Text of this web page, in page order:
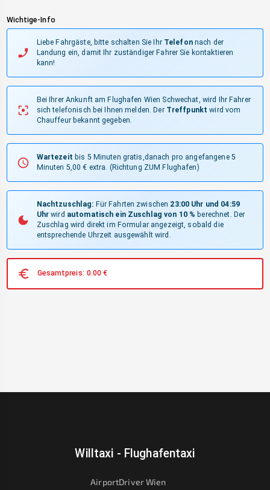
Wichtige-Info
Liebe Fahrgäste, bitte schalten Sie Ihr Telefonnach der
Landung ein, damit Ihr zuständiger Fahrer Sie kontaktieren
kann!
Bei Ihrer Ankunft am Flughafen Wien Schwechat, wird Ihr Fahrer
sich telefonisch bei Ihnen melden. Der Treffpunkt wird vom
Chauffeur bekannt gegeben.
Wartezeit bis 5 Minuten gratis,danach pro angefangene 5
Minuten 5,00 € extra. (Richtung ZUM Flughafen)
Nachtzuschlag: Für Fahrten zwischen 23:00 Uhr und 04:59
Uhr wird automatisch ein Zuschlag von 10 % berechnet. Der
Zuschlag wird direkt im Formular angezeigt, sobald die
entsprechende Uhrzeit ausgewählt wird.
Gesamtpreis: 0.00 €
Willtaxi - Flughafentaxi
AirportDriver Wien